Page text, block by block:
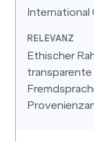
International
Ethischer
transparente